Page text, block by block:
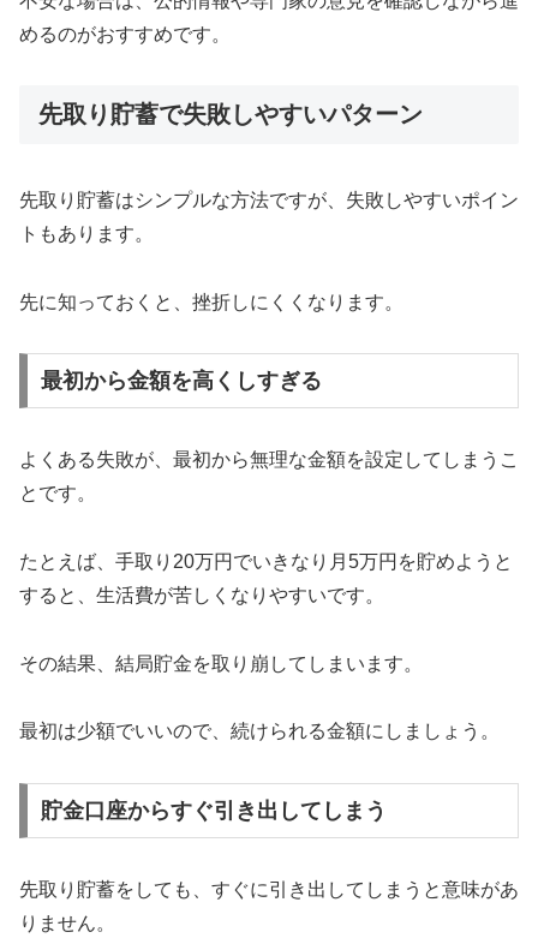
めるのがおすすめです。
先取り貯蓄で失敗しやすいパターン
先取り貯蓄はシンプルな方法ですが、失敗しやすいポイン
トもあります。
先に知っておくと、挫折しにくくなります。
最初から金額を高くしすぎる
よくある失敗が、最初から無理な金額を設定してしまうこ
とです。
たとえば、手取り20万円でいきなり月5万円を貯めようと
すると、生活費が苦しくなりやすいです。
その結果、結局貯金を取り崩してしまいます。
最初は少額でいいので、続けられる金額にしましょう。
貯金口座からすぐ引き出してしまう
先取り貯蓄をしても、すぐに引き出してしまうと意味があ
りません。